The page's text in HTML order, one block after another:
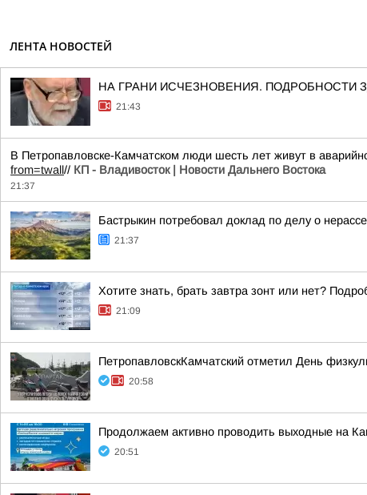
ЛЕНТА НОВОСТЕЙ
НА ГРАНИ ИСЧЕЗНОВЕНИЯ. ПОДРОБНОСТИ
21:43
В Петропавловске-Камчатском люди шесть лет живут в
from=twall// КП - Владивосток | Новости Дальнего Востока
21:37
Бастрыкин потребовал доклад по делу о
21:37
Хотите знать, брать завтра зонт или нет?
21:09
ПетропавловскКамчатский отметил День
20:58
Продолжаем активно проводить выходные на
20:51